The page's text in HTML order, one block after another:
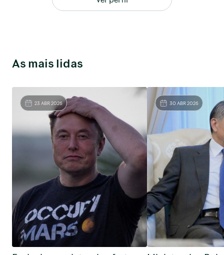
As mais lidas
23 ABR 2026 30 ABR 2026